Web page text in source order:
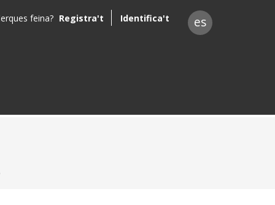
feina? Registra't Identifica't es